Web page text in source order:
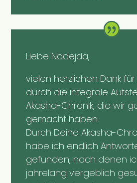
Liebe Nadejda,
vielen herzlichen Dank für
durch die integrale
Akasha-Chronik, die wir
gemacht haben.
Durch Deine Akasha-
habe ich endlich
gefunden, nach denen
jahrelang vergeblich